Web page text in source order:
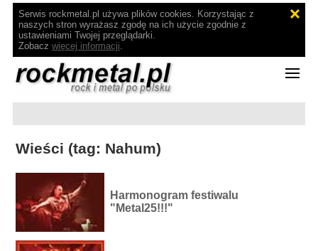
Serwis rockmetal.pl używa plików cookies. Korzystając z
naszych stron wyrażasz zgodę na ich użycie zgodnie z
ustawieniami Twojej przeglądarki.
Zobacz więcej informacji.
Wieści (tag: Nahum)
Harmonogram festiwalu
"Metal25!!!"